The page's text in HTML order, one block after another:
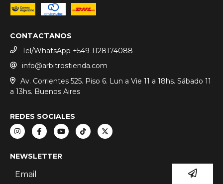
CONTACTANOS
Tel/WhatsApp +549 1128174088
info@arbitrostienda.com
Av. Corrientes 525. Piso 6. Lun a Vie 11 a 18hs. Sábado 11
a 13hs. Buenos Aires
REDES SOCIALES
NEWSLETTER